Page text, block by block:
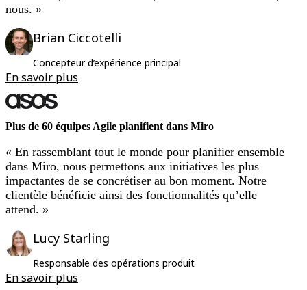
nous. »
Brian Ciccotelli
Concepteur d’expérience principal
En savoir plus
Plus de 60 équipes Agile planifient dans Miro
« En rassemblant tout le monde pour planifier ensemble
dans Miro, nous permettons aux initiatives les plus
impactantes de se concrétiser au bon moment. Notre
clientèle bénéficie ainsi des fonctionnalités qu’elle
attend. »
Lucy Starling
Responsable des opérations produit
En savoir plus